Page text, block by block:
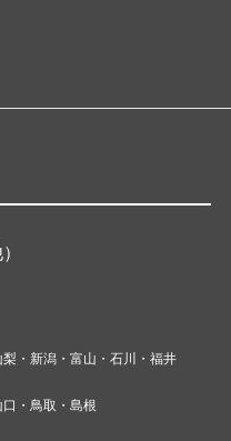
・新潟・富山・石川・福井
・鳥取・島根